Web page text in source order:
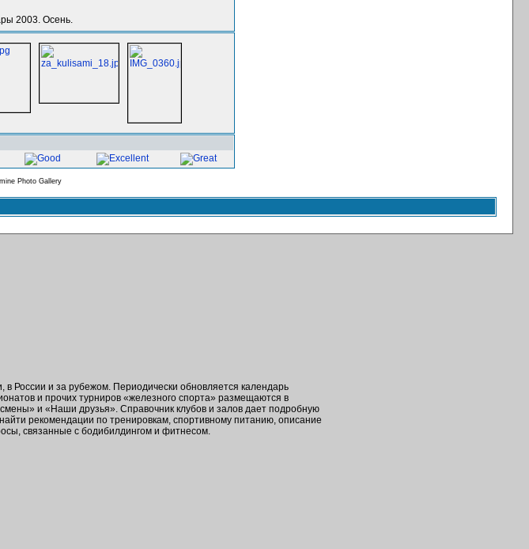
2003. Осень.
Photo Gallery
в России и за рубежом. Периодически обновляется календарь
и прочих турниров «железного спорта» размещаются в
и «Наши друзья». Справочник клубов и залов дает подробную
рекомендации по тренировкам, спортивному питанию, описание
связанные с бодибилдингом и фитнесом.